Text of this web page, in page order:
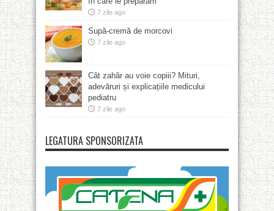
7 zile ago
Supă-cremă de morcovi
7 zile ago
Cât zahăr au voie copiii? Mituri,
adevăruri și explicațiile medicului
pediatru
7 zile ago
LEGATURA SPONSORIZATA